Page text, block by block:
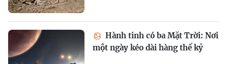
Hành tinh có ba Mặt Trời: Nơi
một ngày kéo dài hàng thế kỷ